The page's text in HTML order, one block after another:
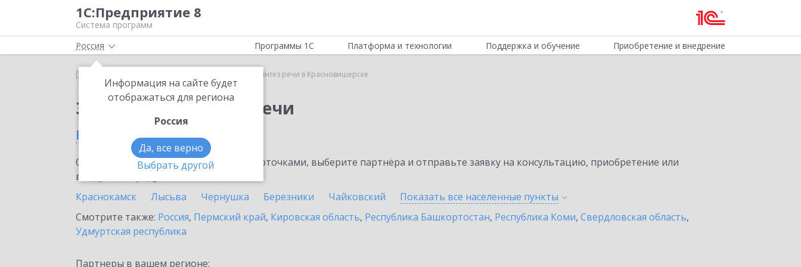
1С:Предприятие 8
Система программ
Россия
Информация на сайте будет
отображаться для региона
Россия
Да, все верно
Выбрать другой
Программы 1С Платформа и технологии Поддержка и обучение Приобретение и внедрение
Главная 1С:Синтез речи в Красновишерске
Заказать 1С:Синтез речи
в Красновишерске
Ознакомьтесь с информационными карточками, выберите партнёра и отправьте заявку на консультацию, приобретение или
внедрение продукта.
Краснокамск
Лысьва Чернушка Березники Чайковский Показать все населенные пункты
Смотрите также: Россия, Пермский край, Кировская область, Республика Башкортостан, Республика Коми, Свердловская область,
Удмуртская республика
Партнеры в вашем регионе: